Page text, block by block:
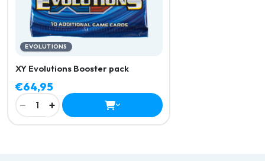
EVOLUTIONS
XY Evolutions Booster pack
€64,95
− 1 +